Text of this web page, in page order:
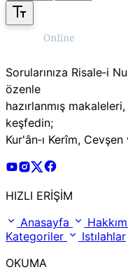
Sorularınıza Risale‑i
özenle
hazırlanmış
keşfedin;
Kur'ân‑ı Kerîm,
Risale Online
Risale Online
Risale Online X
HIZLI ERİŞİM
Anasayfa
Kategoriler
Istılahlar
OKUMA